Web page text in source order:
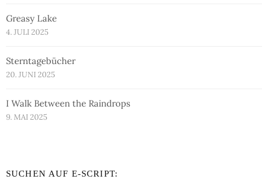
Greasy Lake
4. JULI 2025
Sterntagebücher
20. JUNI 2025
I Walk Between the Raindrops
9. MAI 2025
SUCHEN AUF E-SCRIPT: